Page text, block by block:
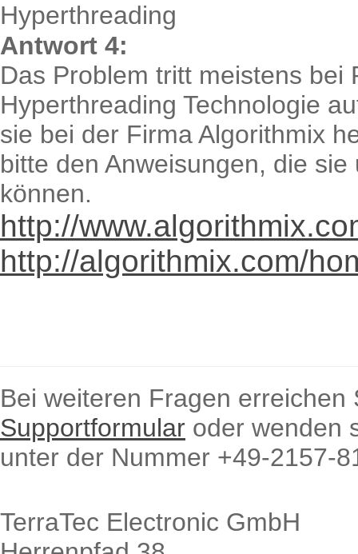
Hyperthreading
Antwort 4:
Das Problem tritt meistens bei
Hyperthreading Technologie
sie bei der Firma Algorithmix
bitte den Anweisungen, die
können.
http://
http://algorithmix.com/
Bei weiteren Fragen
Supportformular oder wenden
unter der Nummer +49-2157-
TerraTec Electronic GmbH